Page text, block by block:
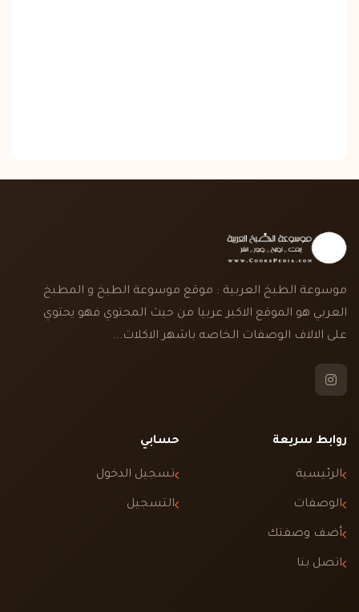
موسوعة الطبخ العربية : موقع موسوعة الطبخ و المطبخ
العربي هو الموقع الاكبر عربيا من حيث المحتوي فهو يحتوي
على الالاف الوصفات الخاصه باشهر الاكلات...
روابط سريعة
الرئيسية
الوصفات
أضف وصفتك
اتصل بنا
حسابي
تسجيل الدخول
التسجيل